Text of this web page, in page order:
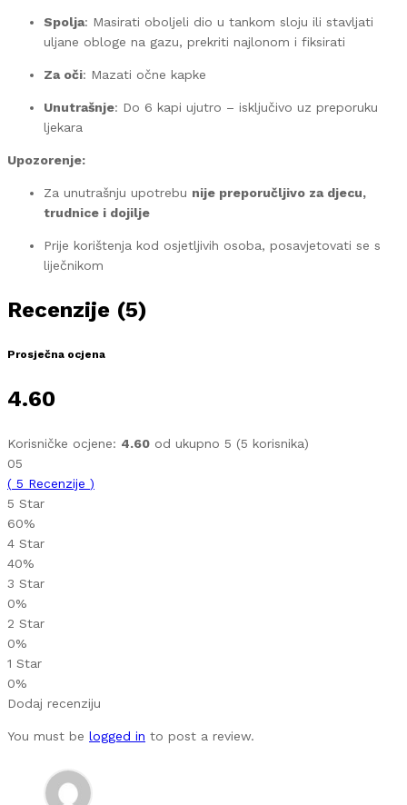
Spolja: Masirati oboljeli dio u tankom sloju ili stavljati
uljane obloge na gazu, prekriti najlonom i fiksirati
Za oči: Mazati očne kapke
Unutrašnje: Do 6 kapi ujutro – isključivo uz preporuku
ljekara
Upozorenje:
Za unutrašnju upotrebu nije preporučljivo za djecu,
trudnice i dojilje
Prije korištenja kod osjetljivih osoba, posavjetovati se s
liječnikom
Recenzije (5)
Prosječna ocjena
4.60
Korisničke ocjene: 4.60 od ukupno 5 (5 korisnika)
05
( 5 Recenzije )
5 Star
60%
4 Star
40%
3 Star
0%
2 Star
0%
1 Star
0%
Dodaj recenziju
You must be logged in to post a review.